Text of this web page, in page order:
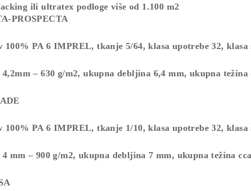
ili ultratex podloge više od 1.100 m2
PROSPECTA
100% PA 6 IMPREL, tkanje 5/64, klasa upotrebe 32,
– 630 g/m2, ukupna debljina 6,4 mm, ukupna težina
100% PA 6 IMPREL, tkanje 1/10, klasa upotrebe 32,
mm – 900 g/m2, ukupna debljina 7 mm, ukupna težina